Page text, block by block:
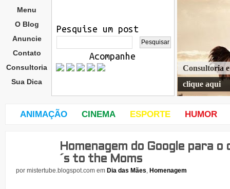
Menu
O Blog
Anuncie
Contato
Consultoria
Sua Dica
Pesquise um post
Acompanhe
Consultoria
clique aqui
ANIMAÇÃO CINEMA ESPORTE HUMOR
feira
,
Homenagem do Google para o
´s to the Moms
por mistertube.blogspot.com em Dia das Mães, Homenagem